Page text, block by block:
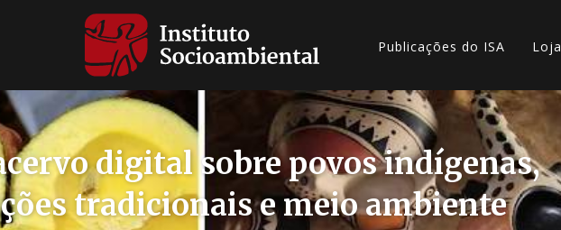
Publicações do ISA Loja
digital sobre povos indígenas,
tradicionais e meio ambiente